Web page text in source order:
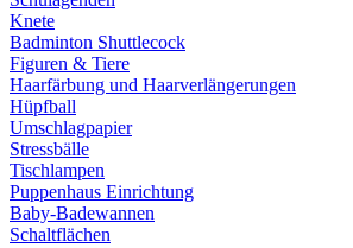
Knete
Badminton Shuttlecock
Figuren & Tiere
Haarfärbung und Haarverlängerungen
Hüpfball
Umschlagpapier
Stressbälle
Tischlampen
Puppenhaus Einrichtung
Baby-Badewannen
Schaltflächen